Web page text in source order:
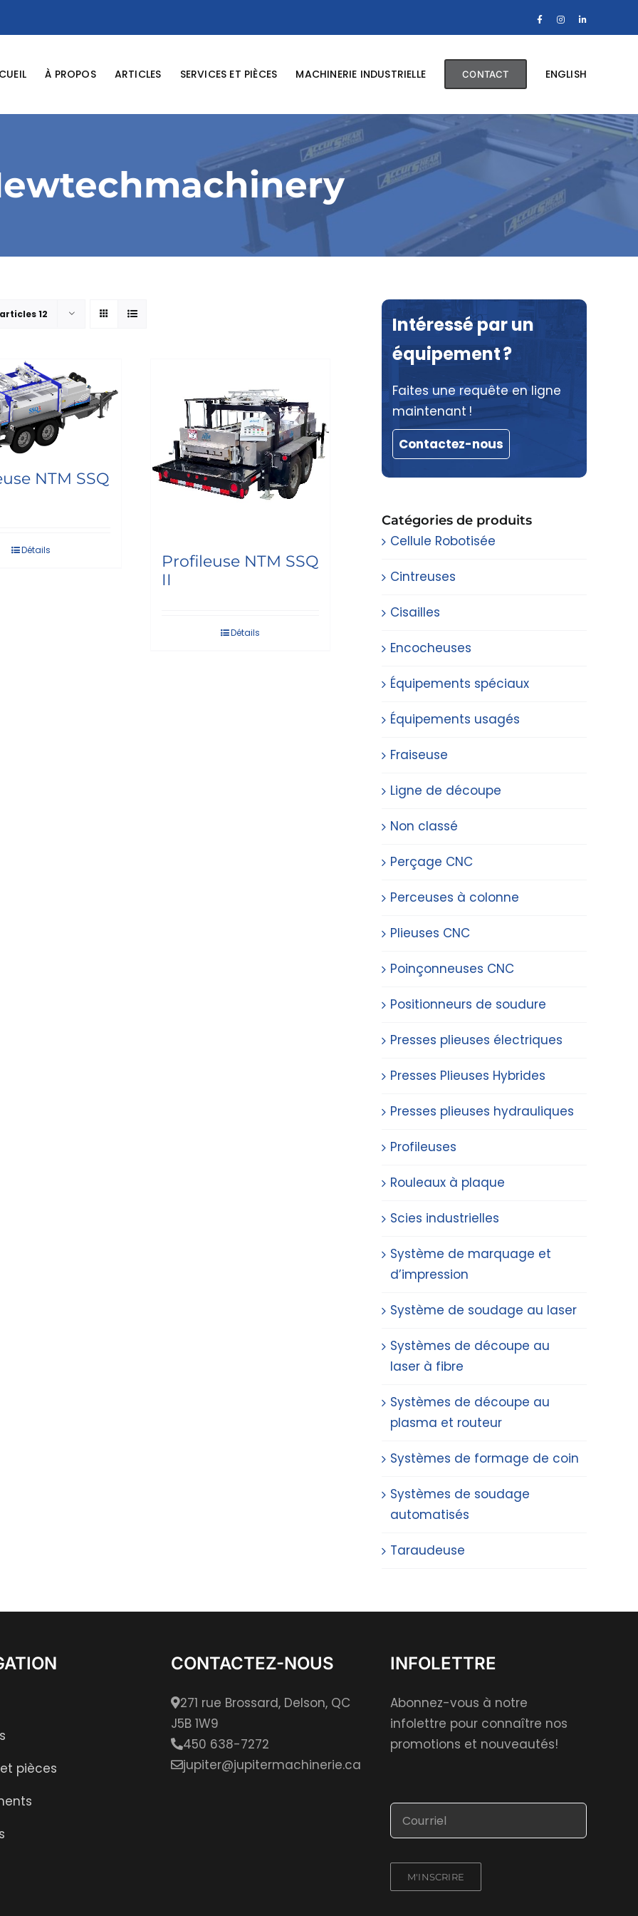
FacebookInstagramLinkedIn
À PROPOS ARTICLES SERVICES ET PIÈCES MACHINERIE INDUSTRIELLE CONTACT ENGLISH
articles 12
NTM SSQ
Détails
Profileuse NTM SSQ
II
Détails
Intéressé par un
équipement ?
Faites une requête en ligne
maintenant !
Contactez-nous
Catégories de produits
Cellule Robotisée
Cintreuses
Cisailles
Encocheuses
Équipements spéciaux
Équipements usagés
Fraiseuse
Ligne de découpe
Non classé
Perçage CNC
Perceuses à colonne
Plieuses CNC
Poinçonneuses CNC
Positionneurs de soudure
Presses plieuses électriques
Presses Plieuses Hybrides
Presses plieuses hydrauliques
Profileuses
Rouleaux à plaque
Scies industrielles
Système de marquage et
d’impression
Système de soudage au laser
Systèmes de découpe au
laser à fibre
Systèmes de découpe au
plasma et routeur
Systèmes de formage de coin
Systèmes de soudage
automatisés
Taraudeuse
pièces
CONTACTEZ-NOUS
271 rue Brossard, Delson, QC
J5B 1W9
450 638-7272
jupiter@jupitermachinerie.ca
INFOLETTRE
Abonnez-vous à notre
infolettre pour connaître nos
promotions et nouveautés!
M'INSCRIRE